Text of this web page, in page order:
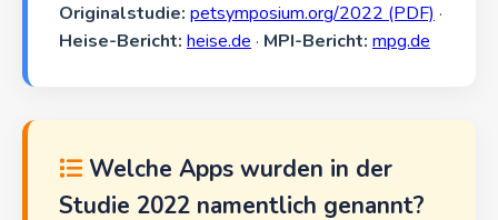
Originalstudie: petsymposium.org/2022 (PDF) ·
Heise-Bericht: heise.de · MPI-Bericht: mpg.de
Welche Apps wurden in der
Studie 2022 namentlich genannt?